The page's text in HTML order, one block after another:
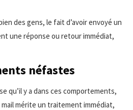
des gens, le fait d’avoir envoyé un
une réponse ou retour immédiat,
néfastes
qu’il y a dans ces comportements,
mérite un traitement immédiat,